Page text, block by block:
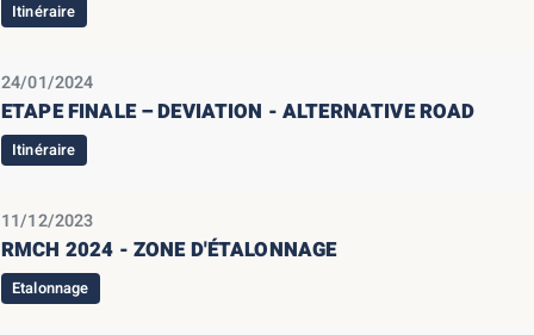
Itinéraire
24/01/2024
ETAPE FINALE – DEVIATION - ALTERNATIVE ROAD
Itinéraire
11/12/2023
RMCH 2024 - ZONE D'ÉTALONNAGE
Etalonnage